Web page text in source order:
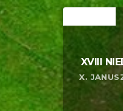
XVIII
X.